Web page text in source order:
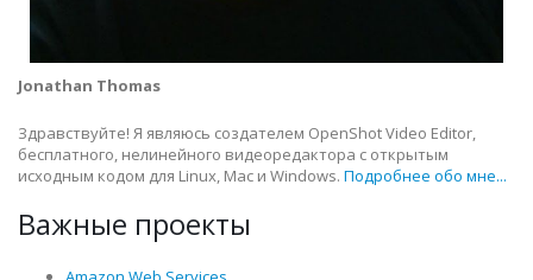
Jonathan Thomas
Здравствуйте! Я являюсь создателем OpenShot Video Editor,
бесплатного, нелинейного видеоредактора с открытым
исходным кодом для Linux, Mac и Windows. Подробнее обо мне...
Важные проекты